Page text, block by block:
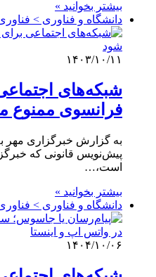
بیشتر بخوانید »
دانشگاه و فناوری >
۱۴۰۳/۱۰/۱۱
شبکه‌های
فرانسوی ممنوع
به گزارش خبرگزاری مهر
پیش‌نویس قانونی که
است،…
بیشتر بخوانید »
دانشگاه و فناوری >
۱۴۰۴/۱۰/۰۶